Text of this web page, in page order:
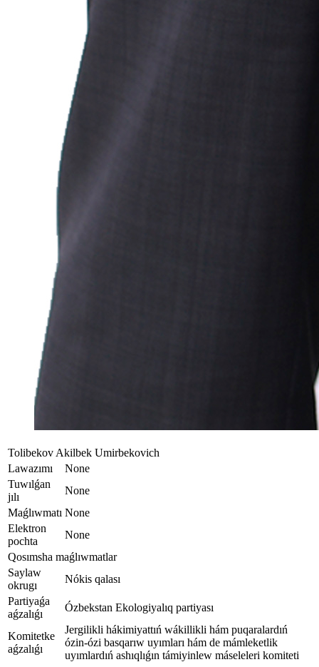
Tolibekov Akilbek Umirbekovich
Lawazımı
None
Tuwılǵan
jılı
None
Maǵlıwmatı None
Elektron
pochta
None
Qosımsha maǵlıwmatlar
Saylaw
okrugı
Nókis qalası
Partiyaǵa
aǵzalıǵı
Ózbekstan Ekologiyalıq partiyası
Komitetke
aǵzalıǵı
Jergilikli hákimiyattıń wákillikli hám puqaralardıń
ózin-ózi basqarıw uyımları hám de mámleketlik
uyımlardıń ashıqlıǵın támiyinlew máseleleri komiteti